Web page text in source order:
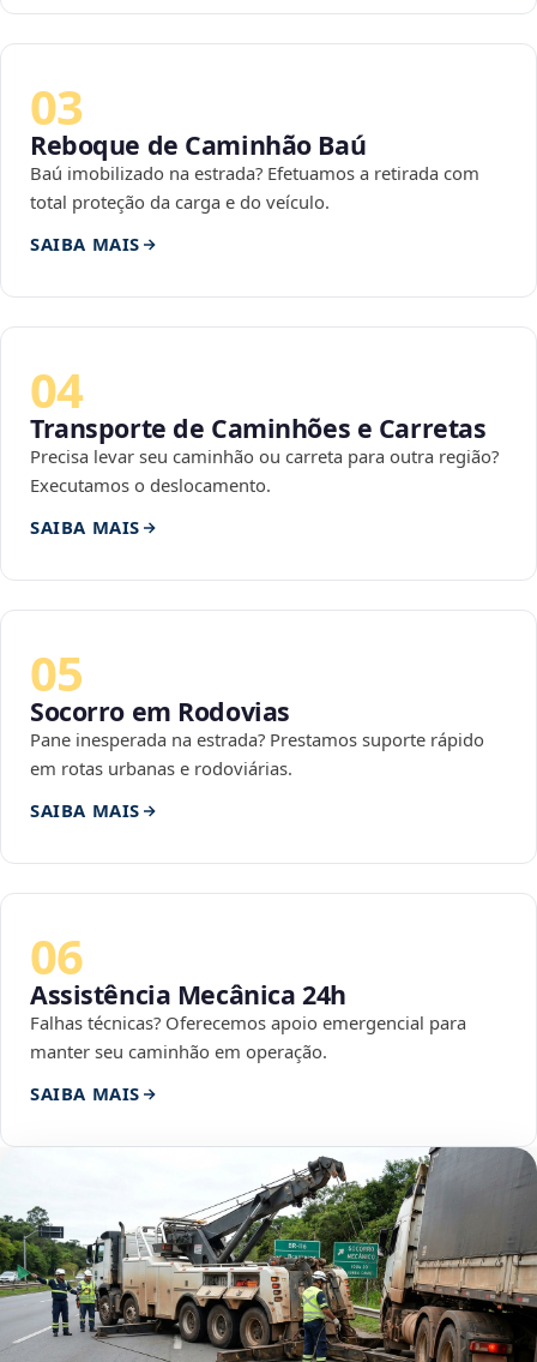
03
Reboque de Caminhão Baú
Baú imobilizado na estrada? Efetuamos a retirada com
total proteção da carga e do veículo.
SAIBA MAIS
04
Transporte de Caminhões e Carretas
Precisa levar seu caminhão ou carreta para outra região?
Executamos o deslocamento.
SAIBA MAIS
05
Socorro em Rodovias
Pane inesperada na estrada? Prestamos suporte rápido
em rotas urbanas e rodoviárias.
SAIBA MAIS
06
Assistência Mecânica 24h
Falhas técnicas? Oferecemos apoio emergencial para
manter seu caminhão em operação.
SAIBA MAIS